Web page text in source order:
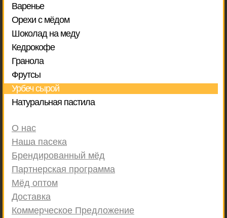
Варенье
Орехи с мёдом
Шоколад на меду
Кедрокофе
Гранола
Фрутсы
Урбеч сырой
Натуральная пастила
О нас
Наша пасека
Брендированный мёд
Партнерская программа
Мёд оптом
Доставка
Коммерческое Предложение